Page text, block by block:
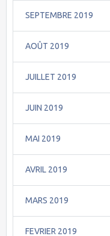
SEPTEMBRE 2019
AOÛT 2019
JUILLET 2019
JUIN 2019
MAI 2019
AVRIL 2019
MARS 2019
FEVRIER 2019